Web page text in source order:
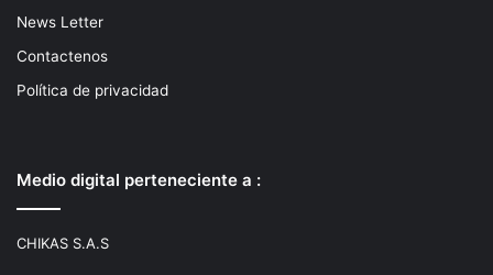
News Letter
Contactenos
Política de privacidad
Medio digital perteneciente a :
CHIKAS S.A.S